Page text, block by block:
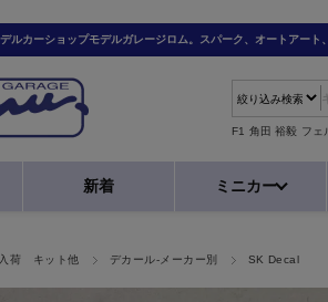
ルカーショップモデルガレージロム。スパーク、オートアー
F1 角田 裕毅 フェ
新着 ミニカー
荷 キット他 デカール-メーカー別 SK Decal